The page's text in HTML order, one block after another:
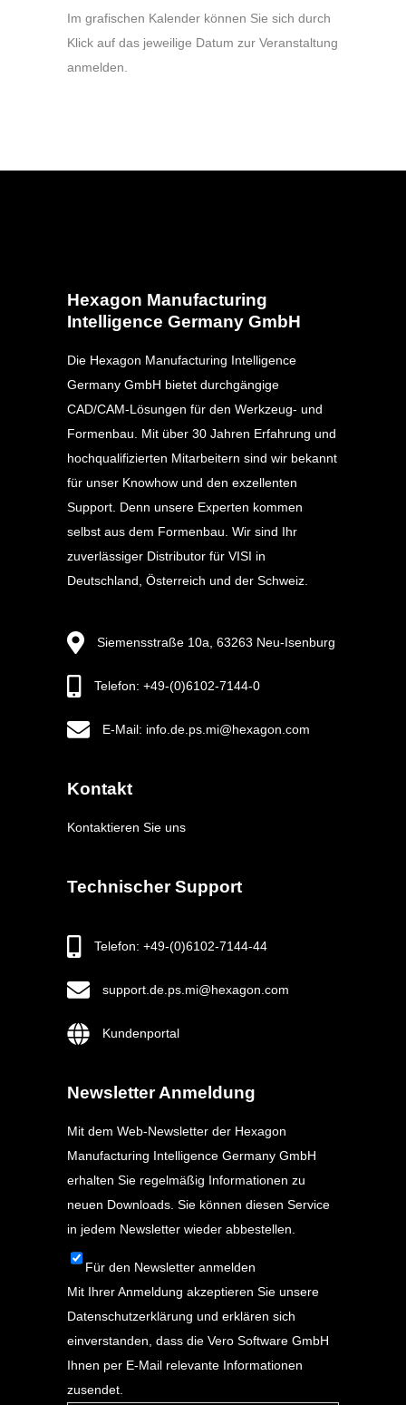
Im grafischen Kalender können Sie sich durch
Klick auf das jeweilige Datum zur Veranstaltung
anmelden.
Hexagon Manufacturing
Intelligence Germany GmbH
Die Hexagon Manufacturing Intelligence
Germany GmbH bietet durchgängige
CAD/CAM-Lösungen für den Werkzeug- und
Formenbau. Mit über 30 Jahren Erfahrung und
hochqualifizierten Mitarbeitern sind wir bekannt
für unser Knowhow und den exzellenten
Support. Denn unsere Experten kommen
selbst aus dem Formenbau. Wir sind Ihr
zuverlässiger Distributor für VISI in
Deutschland, Österreich und der Schweiz.
Siemensstraße 10a, 63263 Neu-Isenburg
Telefon: +49-(0)6102-7144-0
E-Mail: info.de.ps.mi@hexagon.com
Kontakt
Kontaktieren Sie uns
Technischer Support
Telefon: +49-(0)6102-7144-44
support.de.ps.mi@hexagon.com
Kundenportal
Newsletter Anmeldung
Mit dem Web-Newsletter der Hexagon
Manufacturing Intelligence Germany GmbH
erhalten Sie regelmäßig Informationen zu
neuen Downloads. Sie können diesen Service
in jedem Newsletter wieder abbestellen.
Für den Newsletter anmelden
Mit Ihrer Anmeldung akzeptieren Sie unsere
Datenschutzerklärung und erklären sich
einverstanden, dass die Vero Software GmbH
Ihnen per E-Mail relevante Informationen
zusendet.